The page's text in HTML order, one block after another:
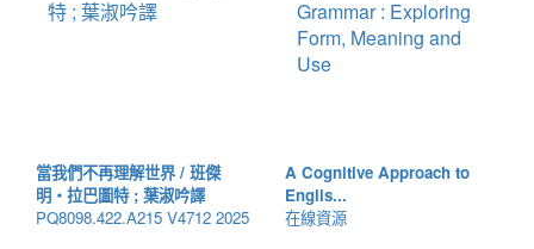
當我們不再理解世界 / 班傑
明・拉巴圖特 ; 葉淑吟譯
PQ8098.422.A215 V4712 2025
A Cognitive Approach to
Englis...
在線資源